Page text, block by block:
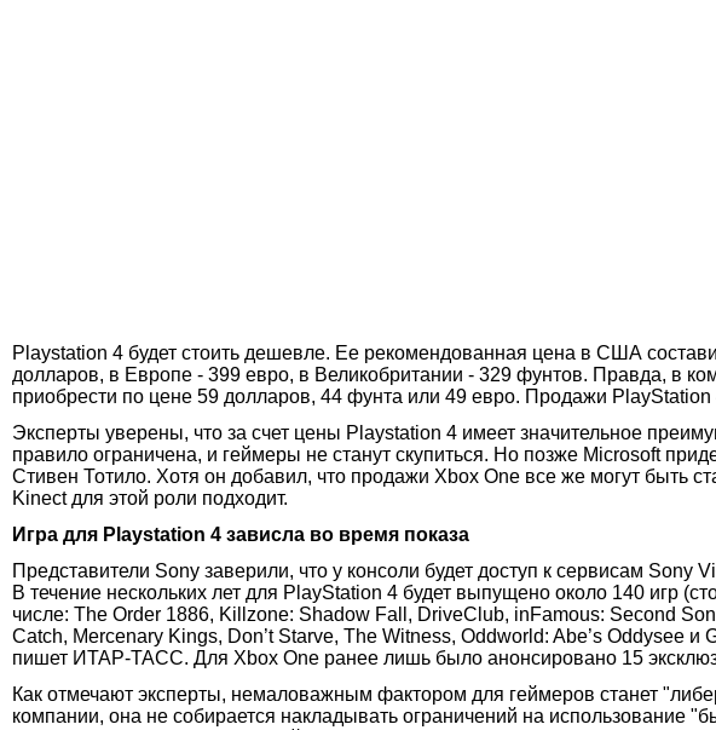
Playstation 4 будет стоить дешевле. Ее рекомендованная цена в США
долларов, в Европе - 399 евро, в Великобритании - 329 фунтов. Правда, в
приобрести по цене 59 долларов, 44 фунта или 49 евро. Продажи PlayStation
Эксперты уверены, что за счет цены Playstation 4 имеет значительное
правило ограничена, и геймеры не станут скупиться. Но позже Microsoft
Стивен Тотило. Хотя он добавил, что продажи Xbox One все же могут быть
Kinect для этой роли подходит.
Игра для Playstation 4 зависла во время показа
Представители Sony заверили, что у консоли будет доступ к сервисам
В течение нескольких лет для PlayStation 4 будет выпущено около 140 игр
числе: The Order 1886, Killzone: Shadow Fall, DriveClub, inFamous: Second
Catch, Mercenary Kings, Don’t Starve, The Witness, Oddworld: Abe’s Oddysee
пишет ИТАР-ТАСС. Для Xbox One ранее лишь было анонсировано 15
Как отмечают эксперты, немаловажным фактором для геймеров станет
компании, она не собирается накладывать ограничений на использование